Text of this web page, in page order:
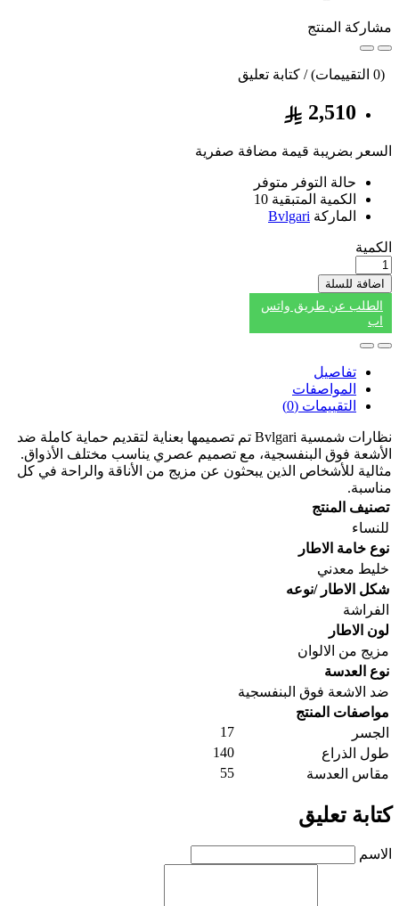
مشاركة المنتج
(0 التقييمات) / كتابة تعليق
2,510
السعر بضريبة قيمة مضافة صفرية
حالة التوفر متوفر
الكمية المتبقية 10
الماركة Bvlgari
الكمية
اضافة للسلة
الطلب عن طريق واتس
اب
تفاصيل
المواصفات
التقييمات (0)
نظارات شمسية Bvlgari تم تصميمها بعناية لتقديم حماية كاملة ضد
الأشعة فوق البنفسجية، مع تصميم عصري يناسب مختلف الأذواق.
مثالية للأشخاص الذين يبحثون عن مزيج من الأناقة والراحة في كل
مناسبة.
تصنيف المنتج
للنساء
نوع خامة الاطار
خليط معدني
شكل الاطار /نوعه
الفراشة
لون الاطار
مزيج من الالوان
نوع العدسة
ضد الاشعة فوق البنفسجية
مواصفات المنتج
الجسر
17
طول الذراع
140
مقاس العدسة
55
كتابة تعليق
الاسم